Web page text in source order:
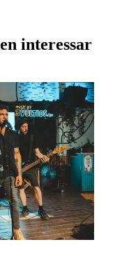
interessar